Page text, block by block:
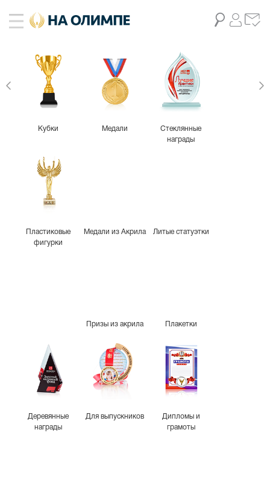
Кубки Медали
Стеклянные
награды
Пластиковые
фигурки
Медали из Акрила Литые статуэтки
Призы из акрила Плакетки
Деревянные
награды
Для выпускников
Дипломы и
грамоты